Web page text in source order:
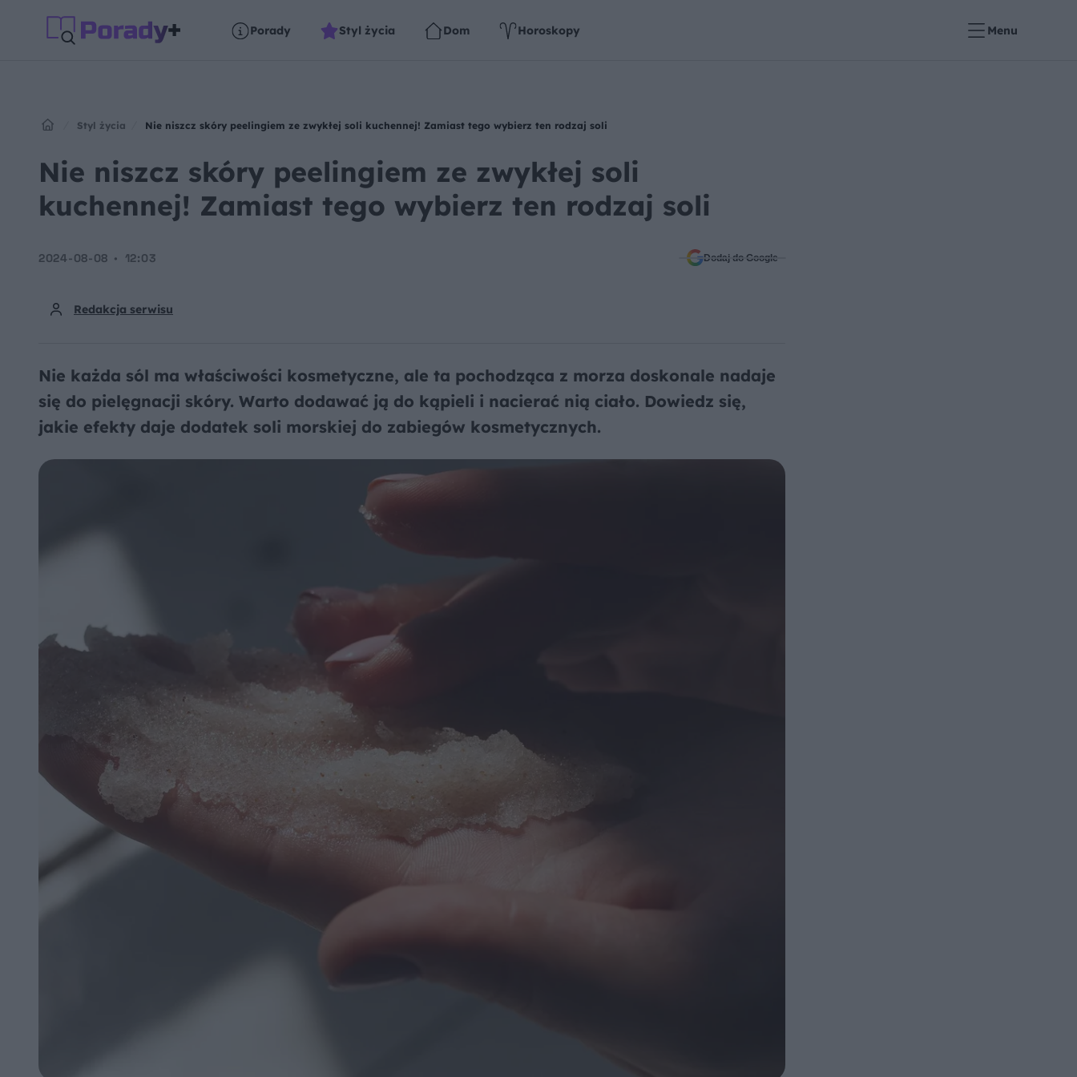
Porady Styl życia Dom Horoskopy Menu
Styl życia Nie niszcz skóry peelingiem ze zwykłej soli kuchennej! Zamiast tego wybierz ten rodzaj soli
Nie niszcz skóry peelingiem ze zwykłej soli
kuchennej! Zamiast tego wybierz ten rodzaj soli
Redakcja serwisu
2024-08-08 12:03 Dodaj do Google
Nie każda sól ma właściwości kosmetyczne, ale ta pochodząca z morza doskonale nadaje
się do pielęgnacji skóry. Warto dodawać ją do kąpieli i nacierać nią ciało. Dowiedz się,
jakie efekty daje dodatek soli morskiej do zabiegów kosmetycznych.